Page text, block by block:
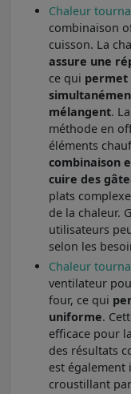
Chaleur
combinaison
cuisson. La
assure une
ce qui permet
mélangent.
méthode en
éléments
combinaison
cuire des
plats
de la chaleur.
utilisateurs
selon les
Chaleur
ventilateur
four, ce qui
uniforme.
efficace pour
des résultats
est également
croustillant